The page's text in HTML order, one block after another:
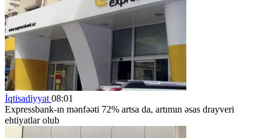
İqtisadiyyat 08:01
Expressbank-ın mənfəəti 72% artsa da, artımın əsas drayveri
ehtiyatlar olub